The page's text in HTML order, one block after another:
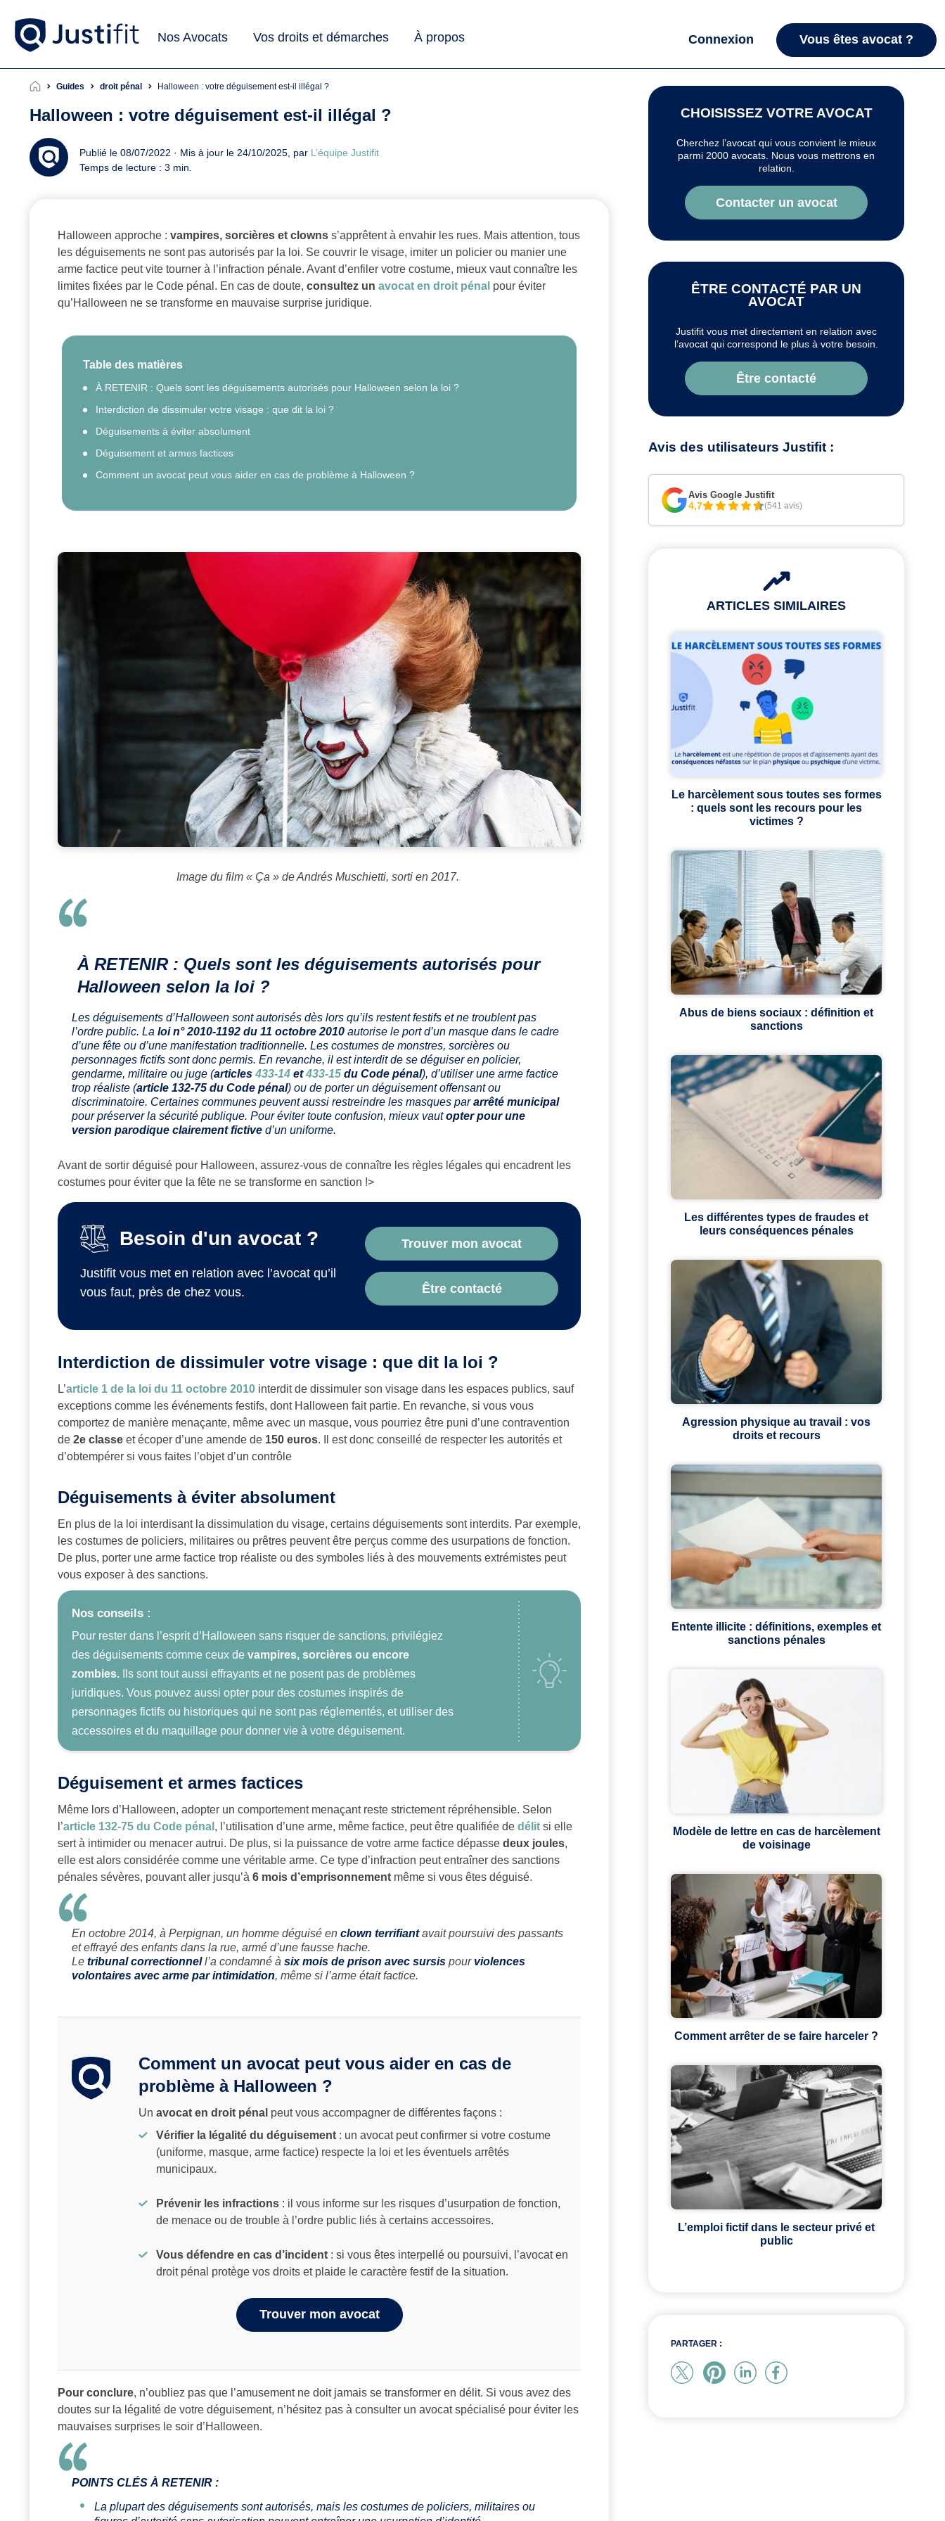
Nos Avocats Vos droits et démarches À propos Connexion Vous êtes avocat ?
Guides droit pénal Halloween : votre déguisement est-il illégal ?
Halloween : votre déguisement est-il illégal ?
Publié le 08/07/2022 · Mis à jour le 24/10/2025, par L’équipe Justifit
Temps de lecture : 3 min.
Halloween approche : vampires, sorcières et clowns s’apprêtent à envahir les rues. Mais attention, tous
les déguisements ne sont pas autorisés par la loi. Se couvrir le visage, imiter un policier ou manier une
arme factice peut vite tourner à l’infraction pénale. Avant d’enfiler votre costume, mieux vaut connaître les
limites fixées par le Code pénal. En cas de doute, consultez un avocat en droit pénal pour éviter
qu’Halloween ne se transforme en mauvaise surprise juridique.
Table des matières
À RETENIR : Quels sont les déguisements autorisés pour Halloween selon la loi ?
Interdiction de dissimuler votre visage : que dit la loi ?
Déguisements à éviter absolument
Déguisement et armes factices
Comment un avocat peut vous aider en cas de problème à Halloween ?
Image du film « Ça » de Andrés Muschietti, sorti en 2017.
À RETENIR : Quels sont les déguisements autorisés pour
Halloween selon la loi ?
Les déguisements d’Halloween sont autorisés dès lors qu’ils restent festifs et ne troublent pas
l’ordre public. La loi n° 2010-1192 du 11 octobre 2010 autorise le port d’un masque dans le cadre
d’une fête ou d’une manifestation traditionnelle. Les costumes de monstres, sorcières ou
personnages fictifs sont donc permis. En revanche, il est interdit de se déguiser en policier,
gendarme, militaire ou juge (articles 433-14 et433-15 du Code pénal), d’utiliser une arme factice
trop réaliste (article 132-75 du Code pénal) ou de porter un déguisement offensant ou
discriminatoire. Certaines communes peuvent aussi restreindre les masques pararrêté municipal
pour préserver la sécurité publique. Pour éviter toute confusion, mieux vautopter pour une
version parodique clairement fictive d’un uniforme.
Avant de sortir déguisé pour Halloween, assurez-vous de connaître les règles légales qui encadrent les
costumes pour éviter que la fête ne se transforme en sanction !>
Besoin d'un avocat ?
Justifit vous met en relation avec l’avocat qu’il
vous faut, près de chez vous.
Trouver mon avocat
Être contacté
Interdiction de dissimuler votre visage : que dit la loi ?
L’article 1 de la loi du 11 octobre 2010 interdit de dissimuler son visage dans les espaces publics, sauf
exceptions comme les événements festifs, dont Halloween fait partie. En revanche, si vous vous
comportez de manière menaçante, même avec un masque, vous pourriez être puni d’une contravention
de 2e classe et écoper d’une amende de 150 euros​. Il est donc conseillé de respecter les autorités et
d’obtempérer si vous faites l’objet d’un contrôle​
Déguisements à éviter absolument
En plus de la loi interdisant la dissimulation du visage, certains déguisements sont interdits. Par exemple,
les costumes de policiers, militaires ou prêtres peuvent être perçus comme des usurpations de fonction.
De plus, porter une arme factice trop réaliste ou des symboles liés à des mouvements extrémistes peut
vous exposer à des sanctions​.
Nos conseils :
Pour rester dans l’esprit d’Halloween sans risquer de sanctions, privilégiez
des déguisements comme ceux de vampires, sorcières ou encore
zombies. Ils sont tout aussi effrayants et ne posent pas de problèmes
juridiques. Vous pouvez aussi opter pour des costumes inspirés de
personnages fictifs ou historiques qui ne sont pas réglementés, et utiliser des
accessoires et du maquillage pour donner vie à votre déguisement​.
Déguisement et armes factices
Même lors d’Halloween, adopter un comportement menaçant reste strictement répréhensible. Selon
l’article 132-75 du Code pénal , l’utilisation d’une arme, même factice, peut être qualifiée de délit si elle
sert à intimider ou menacer autrui. De plus, si la puissance de votre arme factice dépasse deux joules,
elle est alors considérée comme une véritable arme. Ce type d’infraction peut entraîner des sanctions
pénales sévères, pouvant aller jusqu’à 6 mois d’emprisonnement même si vous êtes déguisé.
En octobre 2014, à Perpignan, un homme déguisé en clown terrifiantavait poursuivi des passants
et effrayé des enfants dans la rue, armé d’une fausse hache.
Le tribunal correctionnell’a condamné à six mois de prison avec sursis pour violences
volontaires avec arme par intimidation, même si l’arme était factice.
Comment un avocat peut vous aider en cas de
problème à Halloween ?
Un avocat en droit pénal peut vous accompagner de différentes façons :
Vérifier la légalité du déguisement : un avocat peut confirmer si votre costume
(uniforme, masque, arme factice) respecte la loi et les éventuels arrêtés
municipaux.
Prévenir les infractions : il vous informe sur les risques d’usurpation de fonction,
de menace ou de trouble à l’ordre public liés à certains accessoires.
Vous défendre en cas d’incident : si vous êtes interpellé ou poursuivi, l’avocat en
droit pénal protège vos droits et plaide le caractère festif de la situation.
Trouver mon avocat
Pour conclure, n’oubliez pas que l’amusement ne doit jamais se transformer en délit. Si vous avez des
doutes sur la légalité de votre déguisement, n’hésitez pas à consulter un avocat spécialisé pour éviter les
mauvaises surprises le soir d’Halloween.
POINTS CLÉS À RETENIR :
La plupart des déguisements sont autorisés, mais les costumes de policiers, militaires ou
CHOISISSEZ VOTRE AVOCAT
Cherchez l’avocat qui vous convient le mieux
parmi 2000 avocats. Nous vous mettrons en
relation.
Contacter un avocat
ÊTRE CONTACTÉ PAR UN
AVOCAT
Justifit vous met directement en relation avec
l’avocat qui correspond le plus à votre besoin.
Être contacté
Avis des utilisateurs Justifit :
Avis Google Justifit
4,7 (541 avis)
ARTICLES SIMILAIRES
Le harcèlement sous toutes ses formes
: quels sont les recours pour les
victimes ?
Abus de biens sociaux : définition et
sanctions
Les différentes types de fraudes et
leurs conséquences pénales
Agression physique au travail : vos
droits et recours
Entente illicite : définitions, exemples et
sanctions pénales
Modèle de lettre en cas de harcèlement
de voisinage
Comment arrêter de se faire harceler ?
L’emploi fictif dans le secteur privé et
public
PARTAGER :